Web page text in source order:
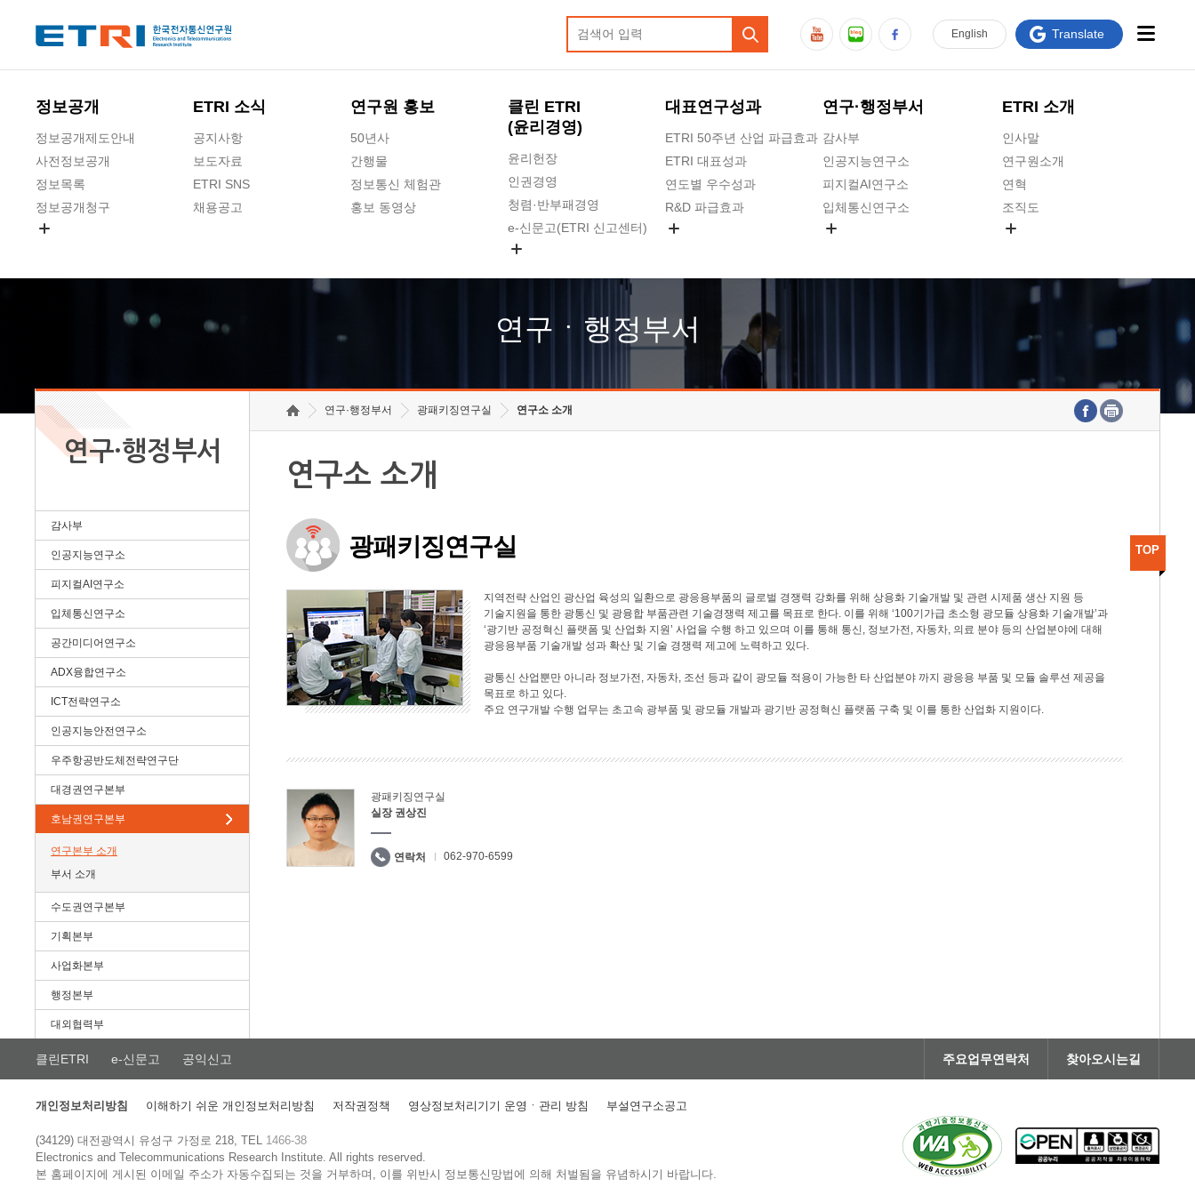
정보공개
정보공개제도안내
사전정보공개
정보목록
정보공개청구
ETRI 소식
공지사항
보도자료
ETRI SNS
채용공고
연구원 홍보
50년사
간행물
정보통신 체험관
홍보 동영상
클린 ETRI
(윤리경영)
윤리헌장
인권경영
청렴·반부패경영
e-신문고(ETRI 신고센터)
고객의소리
수의계약 현황
대표연구성과
ETRI 50주년 산업 파급효과
ETRI 대표성과
연도별 우수성과
R&D 파급효과
연구·행정부서
감사부
인공지능연구소
피지컬AI연구소
입체통신연구소
호남권연구본부
기획본부
ETRI 소개
인사말
연구원소개
연혁
조직도
연구원 고객헌장
주요업무연락처
English Translate
연구ㆍ행정부서
연구·행정부서
감사부
인공지능연구소
피지컬AI연구소
입체통신연구소
공간미디어연구소
ADX융합연구소
ICT전략연구소
인공지능안전연구소
우주항공반도체전략연구단
대경권연구본부
호남권연구본부
연구본부 소개
부서 소개
수도권연구본부
기획본부
사업화본부
행정본부
대외협력부
연구·행정부서 광패키징연구실 연구소 소개
연구소 소개
광패키징연구실
지역전략 산업인 광산업 육성의 일환으로 광응용부품의 글로벌 경쟁력 강화를 위해 상용화 기술개발 및 관련 시제품 생산 지원 등
기술지원을 통한 광통신 및 광융합 부품관련 기술경쟁력 제고를 목표로 한다. 이를 위해 ‘100기가급 초소형 광모듈 상용화 기술개발’과
‘광기반 공정혁신 플랫폼 및 산업화 지원’ 사업을 수행 하고 있으며 이를 통해 통신, 정보가전, 자동차, 의료 분야 등의 산업분야에 대해
광응용부품 기술개발 성과 확산 및 기술 경쟁력 제고에 노력하고 있다.
광통신 산업뿐만 아니라 정보가전, 자동차, 조선 등과 같이 광모듈 적용이 가능한 타 산업분야 까지 광응용 부품 및 모듈 솔루션 제공을
목표로 하고 있다.
주요 연구개발 수행 업무는 초고속 광부품 및 광모듈 개발과 광기반 공정혁신 플랫폼 구축 및 이를 통한 산업화 지원이다.
광패키징연구실
실장 권상진
연락처 062-970-6599
TOP
클린ETRI e-신문고 공익신고 주요업무연락처 찾아오시는길
개인정보처리방침 이해하기 쉬운 개인정보처리방침 저작권정책 영상정보처리기기 운영ㆍ관리 방침 부설연구소공고
(34129) 대전광역시 유성구 가정로 218, TEL 1466-38
Electronics and Telecommunications Research Institute.All rights reserved.
본 홈페이지에 게시된 이메일 주소가 자동수집되는 것을 거부하며, 이를 위반시 정보통신망법에 의해 처벌됨을 유념하시기 바랍니다.